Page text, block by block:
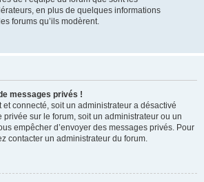
en plus de quelques informations
forums qu’ils modèrent.
messages privés !
et connecté, soit un administrateur a désactivé
sur le forum, soit un administrateur ou un
empêcher d’envoyer des messages privés. Pour
contacter un administrateur du forum.